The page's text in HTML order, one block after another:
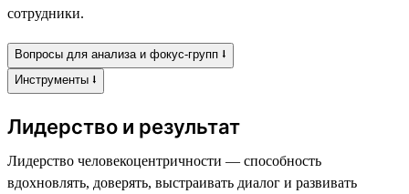
сотрудники.
Вопросы для анализа и фокус-групп ⭣
Инструменты ⭣
Лидерство и результат
Лидерство человекоцентричности — способность
вдохновлять, доверять, выстраивать диалог и развивать